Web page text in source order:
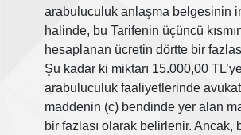
arabuluculuk anlaşma belgesinin
halinde, bu Tarifenin üçüncü
hesaplanan ücretin dörtte bir
Şu kadar ki miktarı 15.000,00
arabuluculuk faaliyetlerinde
maddenin (c) bendinde yer alan
bir fazlası olarak belirlenir. Ancak,